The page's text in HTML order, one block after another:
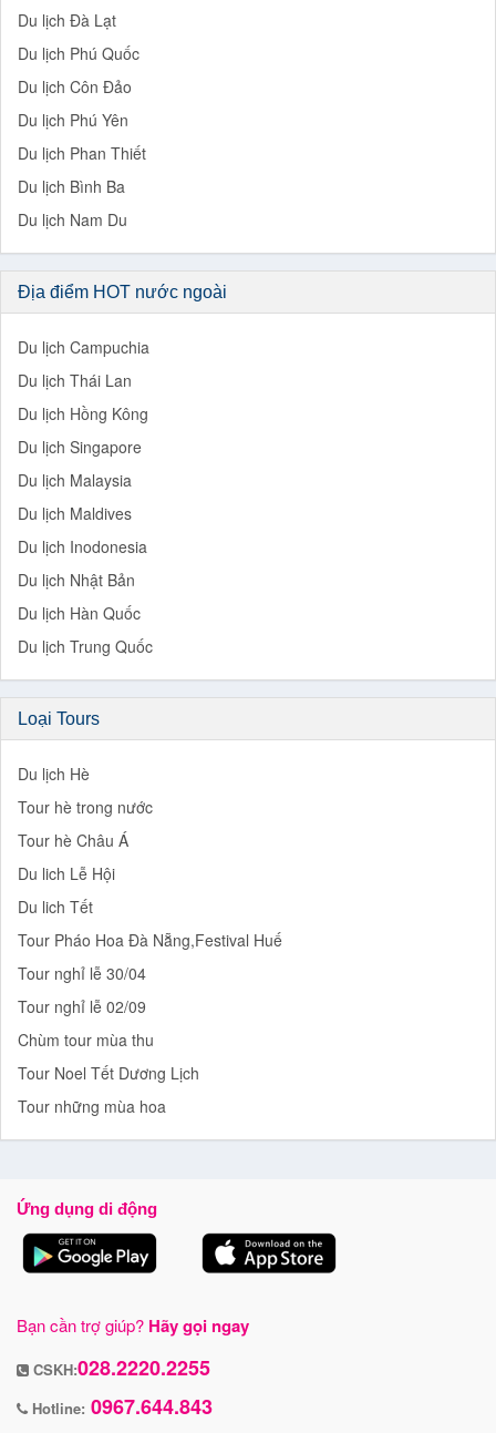
Du lịch Đà Lạt
Du lịch Phú Quốc
Du lịch Côn Đảo
Du lịch Phú Yên
Du lịch Phan Thiết
Du lịch Bình Ba
Du lịch Nam Du
Địa điểm HOT nước ngoài
Du lịch Campuchia
Du lịch Thái Lan
Du lịch Hồng Kông
Du lịch Singapore
Du lịch Malaysia
Du lịch Maldives
Du lịch Inodonesia
Du lịch Nhật Bản
Du lịch Hàn Quốc
Du lịch Trung Quốc
Loại Tours
Du lịch Hè
Tour hè trong nước
Tour hè Châu Á
Du lich Lễ Hội
Du lich Tết
Tour Pháo Hoa Đà Nẵng,Festival Huế
Tour nghỉ lễ 30/04
Tour nghỉ lễ 02/09
Chùm tour mùa thu
Tour Noel Tết Dương Lịch
Tour những mùa hoa
Ứng dụng di động
Bạn cần trợ giúp? Hãy gọi ngay
CSKH:028.2220.2255
Hotline: 0967.644.843